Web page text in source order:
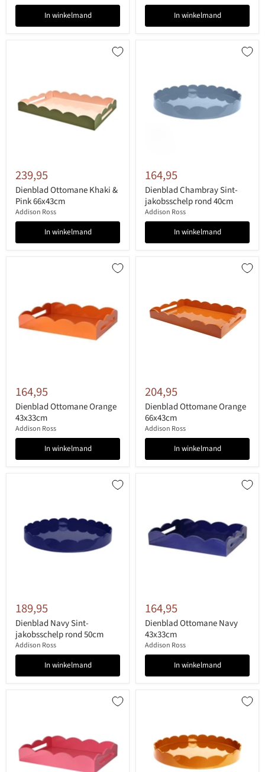
In winkelmand In winkelmand
239,95
Dienblad Ottomane Khaki &
Pink 66x43cm
Addison Ross
In winkelmand
164,95
Dienblad Chambray Sint-
jakobsschelp rond 40cm
Addison Ross
In winkelmand
164,95
Dienblad Ottomane Orange
43x33cm
Addison Ross
In winkelmand
204,95
Dienblad Ottomane Orange
66x43cm
Addison Ross
In winkelmand
189,95
Dienblad Navy Sint-
jakobsschelp rond 50cm
Addison Ross
In winkelmand
164,95
Dienblad Ottomane Navy
43x33cm
Addison Ross
In winkelmand